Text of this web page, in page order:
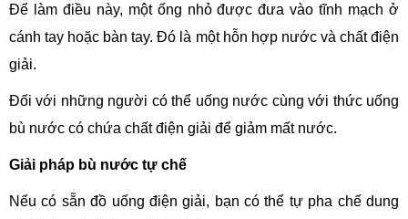
Để làm điều này, một ống nhỏ được đưa vào tĩnh mạch ở
cánh tay hoặc bàn tay. Đó là một hỗn hợp nước và chất điện
giải.
Đối với những người có thể uống nước cùng với thức uống
bù nước có chứa chất điện giải để giảm mất nước.
Giải pháp bù nước tự chế
Nếu có sẵn đồ uống điện giải, bạn có thể tự pha chế dung